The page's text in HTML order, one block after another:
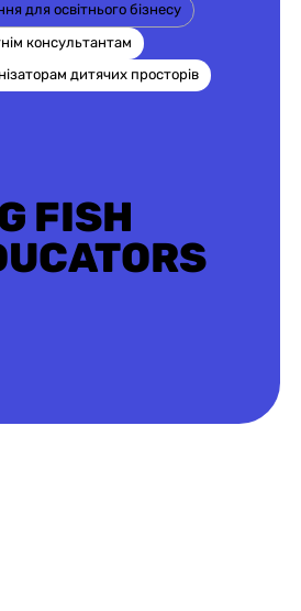
для освітнього бізнесу
консультантам
дитячих просторів
FISH